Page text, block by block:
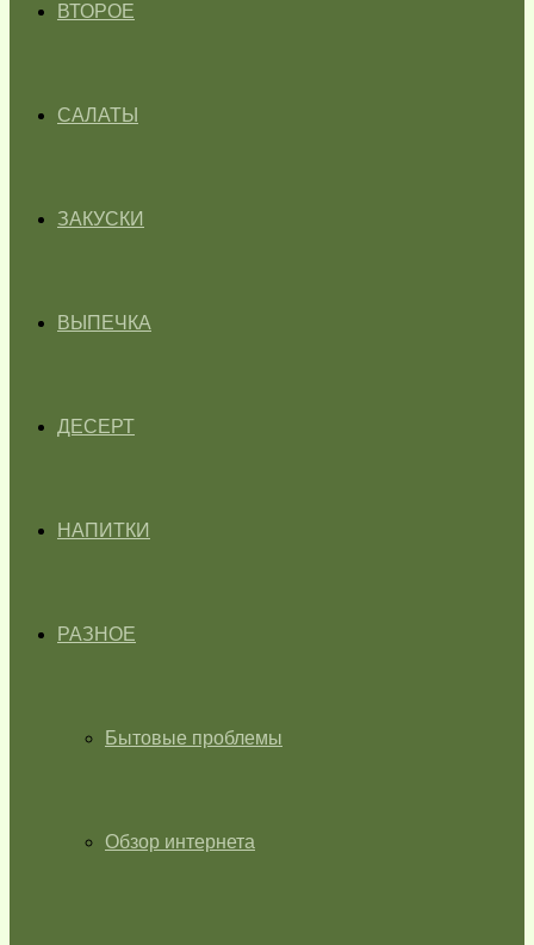
ВТОРОЕ
САЛАТЫ
ЗАКУСКИ
ВЫПЕЧКА
ДЕСЕРТ
НАПИТКИ
РАЗНОЕ
Бытовые проблемы
Обзор интернета